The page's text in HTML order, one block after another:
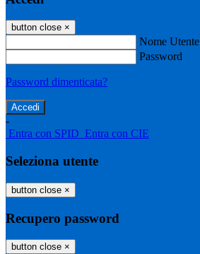
button close ×
Nome Utente
Password
Password dimenticata?
-
Entra con SPID Entra con CIE
Seleziona utente
button close ×
Recupero password
button close ×